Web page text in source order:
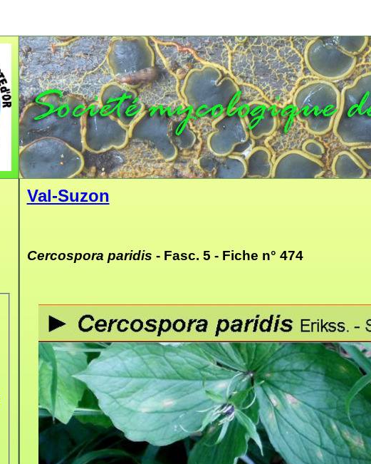
Val-Suzon
Cercospora paridis - Fasc. 5 - Fiche n° 474